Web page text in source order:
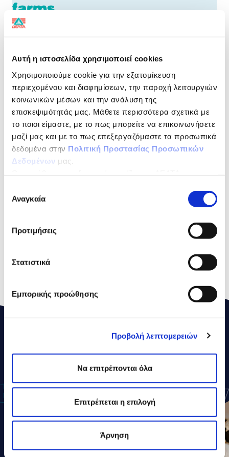
Αυτή η ιστοσελίδα χρησιμοποιεί cookies
Χρησιμοποιούμε cookie για την εξατομίκευση
περιεχομένου και διαφημίσεων, την παροχή λειτουργιών
κοινωνικών μέσων και την ανάλυση της
επισκεψιμότητάς μας. Μάθετε περισσότερα σχετικά με
το ποιοι είμαστε, με το πως μπορείτε να επικοινωνήσετε
μαζί μας και με το πως επεξεργαζόμαστε τα προσωπικά
δεδομένα στην Πολιτική Προστασίας Προσωπικών
Δεδομένων μας.
συγκατάθεσης
Αναγκαία
Προτιμήσεις
Στατιστικά
Εμπορικής προώθησης
Προβολή λεπτομερειών
Να επιτρέπονται όλα
Επιτρέπεται η επιλογή
Άρνηση
farms
Covers 38% of daily protein
needs
Tou Topou Mas Strained Yogurt is made from fresh
milk collected daily from family farms in Greece, with
special care and love.
NUTRITIONAL DECLARATION
per 100 g
Energy
Fat
2,0g
Saturated
1,3g
Sugar
3,8g
9,4g
0,13g
ΔΕΛΤΑΣΥΝΤΑΓΕΣ